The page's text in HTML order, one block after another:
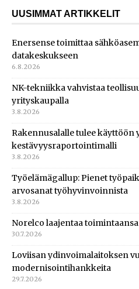
UUSIMMAT ARTIKKELIT
Enersense toimittaa
datakeskukseen
6.8.2026
NK-tekniikka vahvistaa
yrityskaupalla
3.8.2026
Rakennusalalle tulee käyttöön
kestävyysraportointimalli
3.8.2026
Työelämägallup: Pienet
arvosanat työhyvinvoinnista
3.8.2026
Norelco laajentaa
30.7.2026
Loviisan ydinvoimalaitoksen
modernisointihankkeita
29.7.2026